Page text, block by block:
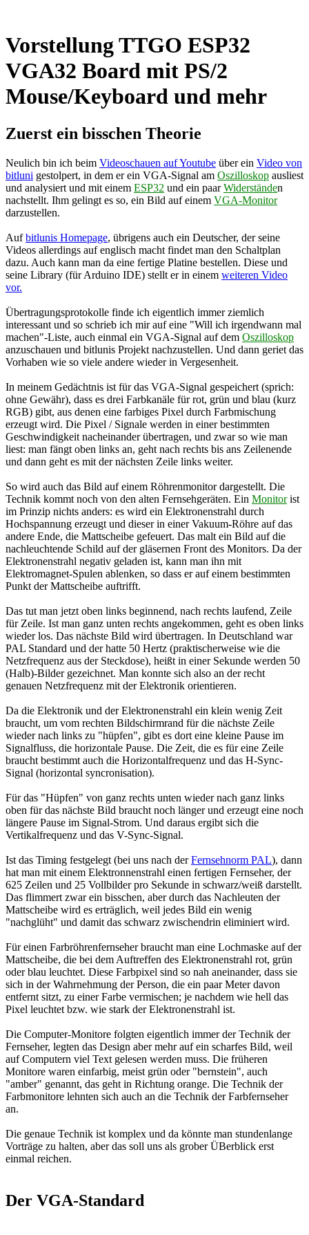
Vorstellung TTGO ESP32
VGA32 Board mit PS/2
Mouse/Keyboard und mehr
Zuerst ein bisschen Theorie
Neulich bin ich beim Videoschauen auf Youtube über ein Video von
bitluni gestolpert, in dem er ein VGA-Signal am Oszilloskop ausliest
und analysiert und mit einem ESP32 und ein paarWiderständen
nachstellt. Ihm gelingt es so, ein Bild auf einem VGA-Monitor
darzustellen.
Aufbitlunis Homepage, übrigens auch ein Deutscher, der seine
Videos allerdings auf englisch macht findet man den Schaltplan
dazu. Auch kann man da eine fertige Platine bestellen. Diese und
seine Library (für Arduino IDE) stellt er in einem weiteren Video
vor.
Übertragungsprotokolle finde ich eigentlich immer ziemlich
interessant und so schrieb ich mir auf eine "Will ich irgendwann mal
machen"-Liste, auch einmal ein VGA-Signal auf dem Oszilloskop
anzuschauen und bitlunis Projekt nachzustellen. Und dann geriet das
Vorhaben wie so viele andere wieder in Vergesenheit.
In meinem Gedächtnis ist für das VGA-Signal gespeichert (sprich:
ohne Gewähr), dass es drei Farbkanäle für rot, grün und blau (kurz
RGB) gibt, aus denen eine farbiges Pixel durch Farbmischung
erzeugt wird. Die Pixel / Signale werden in einer bestimmten
Geschwindigkeit nacheinander übertragen, und zwar so wie man
liest: man fängt oben links an, geht nach rechts bis ans Zeilenende
und dann geht es mit der nächsten Zeile links weiter.
So wird auch das Bild auf einem Röhrenmonitor dargestellt. Die
Technik kommt noch von den alten Fernsehgeräten. Ein Monitorist
im Prinzip nichts anders: es wird ein Elektronenstrahl durch
Hochspannung erzeugt und dieser in einer Vakuum-Röhre auf das
andere Ende, die Mattscheibe gefeuert. Das malt ein Bild auf die
nachleuchtende Schild auf der gläsernen Front des Monitors. Da der
Elektronenstrahl negativ geladen ist, kann man ihn mit
Elektromagnet-Spulen ablenken, so dass er auf einem bestimmten
Punkt der Mattscheibe auftrifft.
Das tut man jetzt oben links beginnend, nach rechts laufend, Zeile
für Zeile. Ist man ganz unten rechts angekommen, geht es oben links
wieder los. Das nächste Bild wird übertragen. In Deutschland war
PAL Standard und der hatte 50 Hertz (praktischerweise wie die
Netzfrequenz aus der Steckdose), heißt in einer Sekunde werden 50
(Halb)-Bilder gezeichnet. Man konnte sich also an der recht
genauen Netzfrequenz mit der Elektronik orientieren.
Da die Elektronik und der Elektronenstrahl ein klein wenig Zeit
braucht, um vom rechten Bildschirmrand für die nächste Zeile
wieder nach links zu "hüpfen", gibt es dort eine kleine Pause im
Signalfluss, die horizontale Pause. Die Zeit, die es für eine Zeile
braucht bestimmt auch die Horizontalfrequenz und das H-Sync-
Signal (horizontal syncronisation).
Für das "Hüpfen" von ganz rechts unten wieder nach ganz links
oben für das nächste Bild braucht noch länger und erzeugt eine noch
längere Pause im Signal-Strom. Und daraus ergibt sich die
Vertikalfrequenz und das V-Sync-Signal.
Ist das Timing festgelegt (bei uns nach derFernsehnorm PAL), dann
hat man mit einem Elektronnenstrahl einen fertigen Fernseher, der
625 Zeilen und 25 Vollbilder pro Sekunde in schwarz/weiß darstellt.
Das flimmert zwar ein bisschen, aber durch das Nachleuten der
Mattscheibe wird es erträglich, weil jedes Bild ein wenig
"nachglüht" und damit das schwarz zwischendrin eliminiert wird.
Für einen Farbröhrenfernseher braucht man eine Lochmaske auf der
Mattscheibe, die bei dem Auftreffen des Elektronenstrahl rot, grün
oder blau leuchtet. Diese Farbpixel sind so nah aneinander, dass sie
sich in der Wahrnehmung der Person, die ein paar Meter davon
entfernt sitzt, zu einer Farbe vermischen; je nachdem wie hell das
Pixel leuchtet bzw. wie stark der Elektronenstrahl ist.
Die Computer-Monitore folgten eigentlich immer der Technik der
Fernseher, legten das Design aber mehr auf ein scharfes Bild, weil
auf Computern viel Text gelesen werden muss. Die früheren
Monitore waren einfarbig, meist grün oder "bernstein", auch
"amber" genannt, das geht in Richtung orange. Die Technik der
Farbmonitore lehnten sich auch an die Technik der Farbfernseher
an.
Die genaue Technik ist komplex und da könnte man stundenlange
Vorträge zu halten, aber das soll uns als grober ÜBerblick erst
einmal reichen.
Der VGA-Standard